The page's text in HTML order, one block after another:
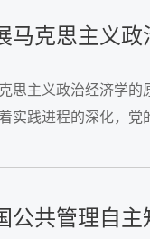
马克思主义
思主义政治经济学
实践进程的深化，
公共管理自主